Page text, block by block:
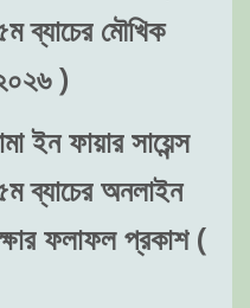
ব্যাচের মৌখিক
)
ইন ফায়ার সায়েন্স
ব্যাচের অনলাইন
ফলাফল প্রকাশ (